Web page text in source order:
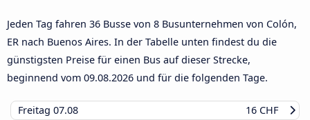
Jeden Tag fahren 36 Busse von 8 Busunternehmen von Colón,
ER nach Buenos Aires. In der Tabelle unten findest du die
günstigsten Preise für einen Bus auf dieser Strecke,
beginnend vom 09.08.2026 und für die folgenden Tage.
Freitag 07.08
16 CHF